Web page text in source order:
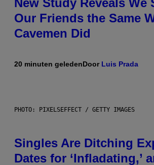
Our Friends the Same
Cavemen Did
20 minuten geledenDoor Luis Prada
PHOTO: PIXELSEFFECT / GETTY IMAGES
Singles Are Ditching
Dates for ‘Infladating,’